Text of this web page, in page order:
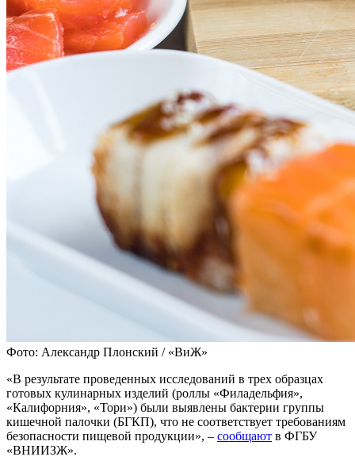
Фото: Александр Плонский / «ВиЖ»
«В результате проведенных исследований в трех образцах
готовых кулинарных изделий (роллы «Филадельфия»,
«Калифорния», «Тори») были выявлены бактерии группы
кишечной палочки (БГКП), что не соответствует требованиям
безопасности пищевой продукции», – сообщают в ФГБУ
«ВНИИЗЖ».